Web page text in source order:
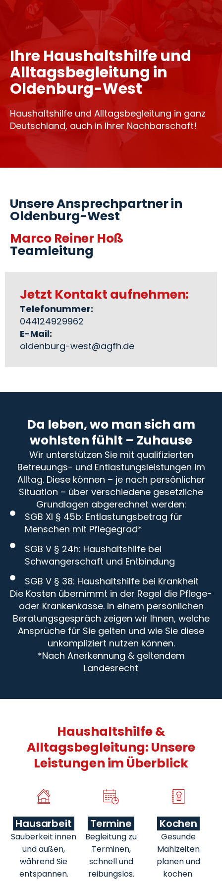
Ihre Haushaltshilfe und
Alltagsbegleitung in
Oldenburg-West
Haushaltshilfe und Alltagsbegleitung in ganz
Deutschland, auch in Ihrer Nachbarschaft!
Unsere Ansprechpartner in
Oldenburg-West
Marco Reiner Hoß
Teamleitung
Jetzt Kontakt aufnehmen:
Telefonummer:
044124929962
E-Mail:
oldenburg-west@agfh.de
Da leben, wo man sich am
wohlsten fühlt – Zuhause
Wir unterstützen Sie mit qualifizierten
Betreuungs- und Entlastungsleistungen im
Alltag. Diese können – je nach persönlicher
Situation – über verschiedene gesetzliche
Grundlagen abgerechnet werden:
SGB XI § 45b: Entlastungsbetrag für
Menschen mit Pflegegrad*
SGB V § 24h: Haushaltshilfe bei
Schwangerschaft und Entbindung
SGB V § 38: Haushaltshilfe bei Krankheit
Die Kosten übernimmt in der Regel die Pflege-
oder Krankenkasse. In einem persönlichen
Beratungsgespräch zeigen wir Ihnen, welche
Ansprüche für Sie gelten und wie Sie diese
unkompliziert nutzen können.
*Nach Anerkennung & geltendem
Landesrecht
Haushaltshilfe &
Alltagsbegleitung: Unsere
Leistungen im Überblick
Hausarbeit
Sauberkeit innen
und außen,
während Sie
entspannen.
Termine
Begleitung zu
Terminen,
schnell und
reibungslos.
Kochen
Gesunde
Mahlzeiten
planen und
kochen.